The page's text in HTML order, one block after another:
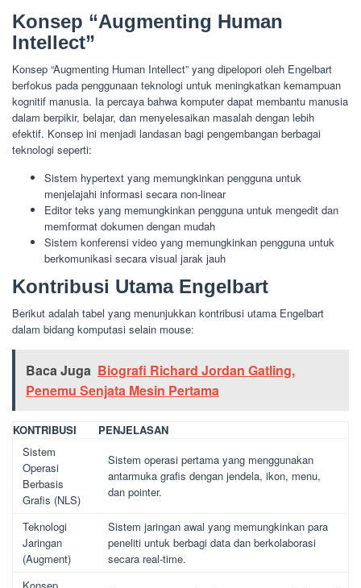
Konsep “Augmenting Human
Intellect”
Konsep “Augmenting Human Intellect” yang dipelopori oleh Engelbart
berfokus pada penggunaan teknologi untuk meningkatkan kemampuan
kognitif manusia. Ia percaya bahwa komputer dapat membantu manusia
dalam berpikir, belajar, dan menyelesaikan masalah dengan lebih
efektif. Konsep ini menjadi landasan bagi pengembangan berbagai
teknologi seperti:
Sistem hypertext yang memungkinkan pengguna untuk
menjelajahi informasi secara non-linear
Editor teks yang memungkinkan pengguna untuk mengedit dan
memformat dokumen dengan mudah
Sistem konferensi video yang memungkinkan pengguna untuk
berkomunikasi secara visual jarak jauh
Kontribusi Utama Engelbart
Berikut adalah tabel yang menunjukkan kontribusi utama Engelbart
dalam bidang komputasi selain mouse:
Baca Juga Biografi Richard Jordan Gatling,
Penemu Senjata Mesin Pertama
KONTRIBUSI
PENJELASAN
Sistem
Operasi
Berbasis
Grafis (NLS)
Sistem operasi pertama yang menggunakan
antarmuka grafis dengan jendela, ikon, menu,
dan pointer.
Teknologi
Jaringan
(Augment)
Sistem jaringan awal yang memungkinkan para
peneliti untuk berbagi data dan berkolaborasi
secara real-time.